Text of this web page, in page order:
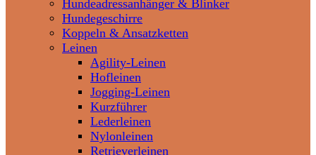
Hundeadressanhänger & Blinker
Hundegeschirre
Koppeln & Ansatzketten
Leinen
Agility-Leinen
Hofleinen
Jogging-Leinen
Kurzführer
Lederleinen
Nylonleinen
Retrieverleinen